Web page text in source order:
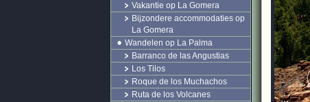
Vakantie op La Gomera
Bijzondere accommodaties op
La Gomera
Wandelen op La Palma
Barranco de las Angustias
Los Tilos
Roque de los Muchachos
Ruta de los Volcanes